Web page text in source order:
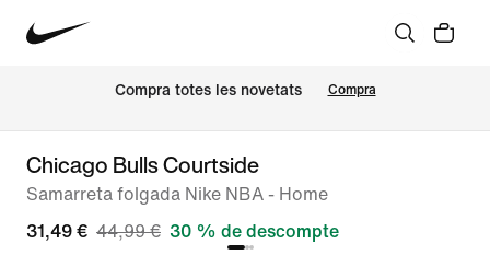
Compra totes les novetats Compra
Chicago Bulls Courtside
Samarreta folgada Nike NBA - Home
31,49 € 44,99 € 30 % de descompte